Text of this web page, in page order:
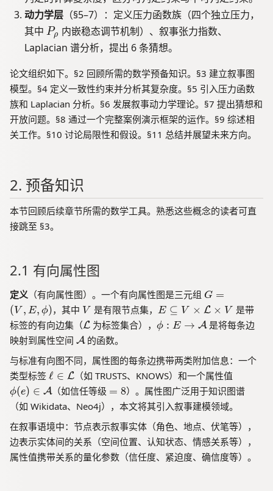
动力学层 （§5–7）：定义压力函数族（四个独立压力，
其中 P
_
r
h
o
Pρ 内嵌稳态调节机制）、叙事张力指数、
Laplacian 谱分析，提出 6 条猜想。
论文组织如下。§2 回顾所需的数学预备知识。§3 建立叙事图
模型。§4 定义一致性约束并分析其复杂度。§5 引入压力函数
族和 Laplacian 分析。§6 发展叙事动力学理论。§7 提出猜想和
开放问题。§8 通过一个完整案例演示框架的运作。§9 综述相
关工作。§10 讨论局限性和假设。§11 总结并展望未来方向。
2. 预备知识
本节回顾后续章节所需的数学工具。熟悉这些概念的读者可直
接跳至 §3。
2.1 有向属性图
定义 （有向属性图）。一个有向属性图是三元组 G
=
(
V
E
,
\
p
h
G =
( V , E, ϕ)，其中 V
V 是有限节点集，E
\
s
b
se
te
q
V
\
ti
m
es
E ⊆ V × L × V 是带
标签的有向边集（\
m
t
h
c
{
L
}
L 为标签集合）， \
:
E
\
t
o
\
m
t
ϕ : E → A是将每条边
映射到属性空间 \
a
h
c
{
A
}
A的函数。
与标准有向图不同，属性图的每条边携带两类附加信息：一个
类型标签 \
el
\i
n
\
m
a
ℓ ∈ L （如 TRUSTS、KNOWS）和一个属性值
p
)
\i
n
\
ϕ(e) ∈ A（如信任等级 =
= 8）。属性图广泛用于知识图谱
（如 Wikidata、Neo4j），本文将其引入叙事建模领域。
在叙事语境中：节点表示叙事实体（角色、地点、伏笔等），
边表示实体间的关系（空间位置、认知状态、情感关系等），
属性值携带关系的量化参数（信任度、紧迫度、确信度等）。